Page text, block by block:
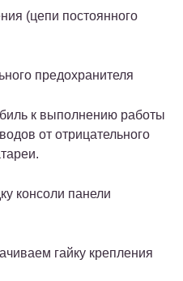
(цепи постоянного
предохранителя
к выполнению работы
от отрицательного
консоли панели
гайку крепления